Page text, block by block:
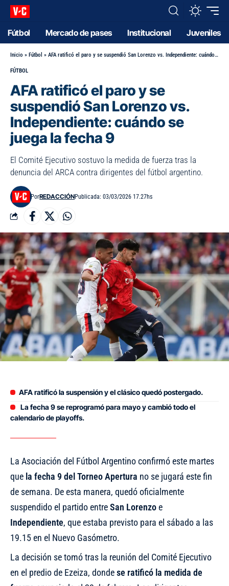
Fútbol Mercado de pases Institucional Juveniles
Inicio » Fútbol » AFA ratificó el paro y se suspendió San Lorenzo vs. Independiente: cuándo se juega la fecha 9
FÚTBOL
AFA ratificó el paro y se
suspendió San Lorenzo vs.
Independiente: cuándo se
juega la fecha 9
El Comité Ejecutivo sostuvo la medida de fuerza tras la
denuncia del ARCA contra dirigentes del fútbol argentino.
PorREDACCIÓNPublicada: 03/03/2026 17.27hs
AFA ratificó la suspensión y el clásico quedó postergado.
La fecha 9 se reprogramó para mayo y cambió todo el
calendario de playoffs.
La Asociación del Fútbol Argentino confirmó este martes
que la fecha 9 del Torneo Apertura no se jugará este fin
de semana. De esta manera, quedó oficialmente
suspendido el partido entreSan Lorenzoe
Independiente, que estaba previsto para el sábado a las
19.15 en el Nuevo Gasómetro.
La decisión se tomó tras la reunión del Comité Ejecutivo
en el predio de Ezeiza, dondese ratificó la medida de